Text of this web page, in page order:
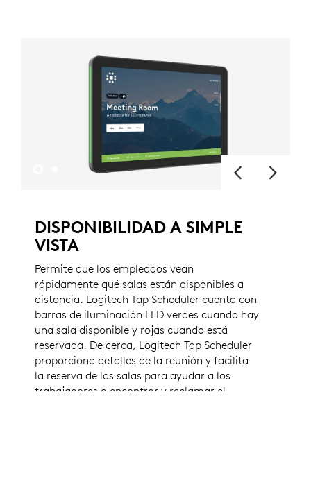
DISPONIBILIDAD A SIMPLE
VISTA
Permite que los empleados vean
rápidamente qué salas están disponibles a
distancia. Logitech Tap Scheduler cuenta con
barras de iluminación LED verdes cuando hay
una sala disponible y rojas cuando está
reservada. De cerca, Logitech Tap Scheduler
proporciona detalles de la reunión y facilita
la reserva de las salas para ayudar a los
trabajadores a encontrar y reclamar el